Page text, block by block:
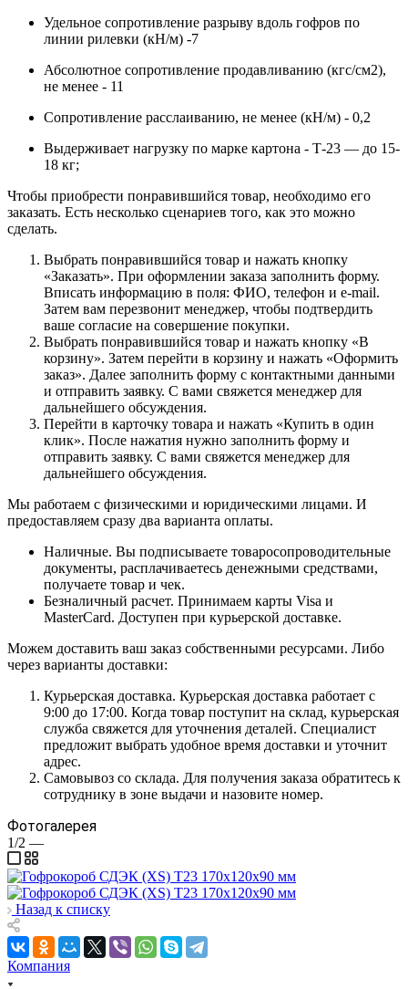
Удельное сопротивление разрыву вдоль гофров по
линии рилевки (кН/м) -7
Абсолютное сопротивление продавливанию (кгс/см2),
не менее - 11
Сопротивление расслаиванию, не менее (кН/м) - 0,2
Выдерживает нагрузку по марке картона - Т-23 — до 15-
18 кг;
Чтобы приобрести понравившийся товар, необходимо его
заказать. Есть несколько сценариев того, как это можно
сделать.
Выбрать понравившийся товар и нажать кнопку
«Заказать». При оформлении заказа заполнить форму.
Вписать информацию в поля: ФИО, телефон и e-mail.
Затем вам перезвонит менеджер, чтобы подтвердить
ваше согласие на совершение покупки.
Выбрать понравившийся товар и нажать кнопку «В
корзину». Затем перейти в корзину и нажать «Оформить
заказ». Далее заполнить форму с контактными данными
и отправить заявку. С вами свяжется менеджер для
дальнейшего обсуждения.
Перейти в карточку товара и нажать «Купить в один
клик». После нажатия нужно заполнить форму и
отправить заявку. С вами свяжется менеджер для
дальнейшего обсуждения.
Мы работаем с физическими и юридическими лицами. И
предоставляем сразу два варианта оплаты.
Наличные. Вы подписываете товаросопроводительные
документы, расплачиваетесь денежными средствами,
получаете товар и чек.
Безналичный расчет. Принимаем карты Visa и
MasterCard. Доступен при курьерской доставке.
Можем доставить ваш заказ собственными ресурсами. Либо
через варианты доставки:
Курьерская доставка. Курьерская доставка работает с
9:00 до 17:00. Когда товар поступит на склад, курьерская
служба свяжется для уточнения деталей. Специалист
предложит выбрать удобное время доставки и уточнит
адрес.
Самовывоз со склада. Для получения заказа обратитесь к
сотруднику в зоне выдачи и назовите номер.
Фотогалерея
1/2 —
Назад к списку
Компания